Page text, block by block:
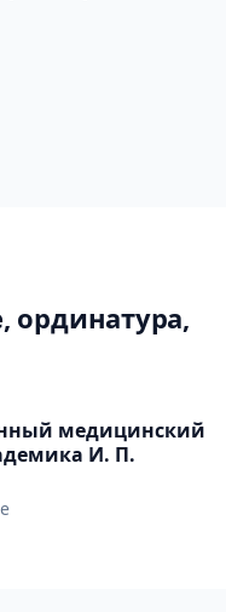
ординатура,
медицинский
И. П.